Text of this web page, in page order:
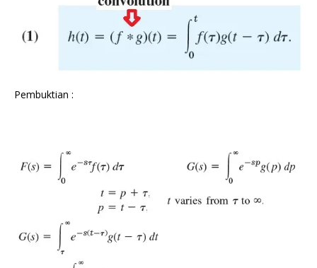
Pembuktian :